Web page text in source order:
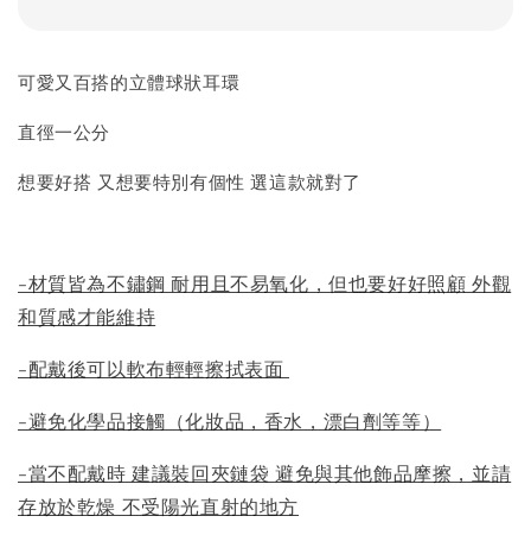
可愛又百搭的立體球狀耳環
直徑一公分
想要好搭 又想要特別有個性 選這款就對了
-材質皆為不鏽鋼 耐用且不易氧化，但也要好好照顧 外觀
和質感才能維持
-配戴後可以軟布輕輕擦拭表面
-避免化學品接觸（化妝品，香水，漂白劑等等）
-當不配戴時 建議裝回夾鏈袋 避免與其他飾品摩擦，並請
存放於乾燥 不受陽光直射的地方